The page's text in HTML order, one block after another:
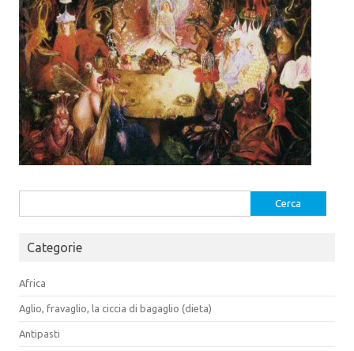
per:
Categorie
Africa
Aglio, fravaglio, la ciccia di bagaglio (dieta)
Antipasti